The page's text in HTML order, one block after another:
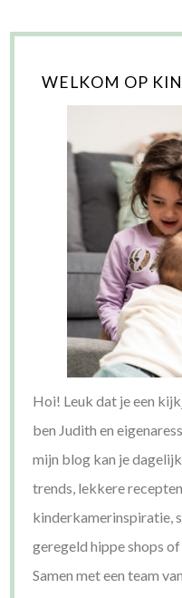
WELKOM OP
Hoi! Leuk dat je een
ben Judith en
mijn blog kan je
trends, lekkere
kinderkamerinspiratie,
geregeld hippe shops of
Samen met een team